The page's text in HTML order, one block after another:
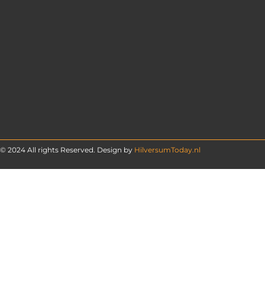
© 2024 All rights Reserved. Design by HilversumToday.nl